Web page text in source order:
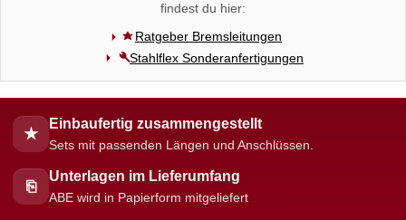
findest du hier:
Ratgeber Bremsleitungen
Stahlflex Sonderanfertigungen
★
Einbaufertig zusammengestellt
Sets mit passenden Längen und Anschlüssen.
⎘
Unterlagen im Lieferumfang
ABE wird in Papierform mitgeliefert